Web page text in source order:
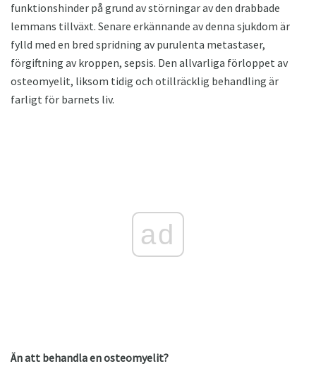
funktionshinder på grund av störningar av den drabbade
lemmans tillväxt. Senare erkännande av denna sjukdom är
fylld med en bred spridning av purulenta metastaser,
förgiftning av kroppen, sepsis. Den allvarliga förloppet av
osteomyelit, liksom tidig och otillräcklig behandling är
farligt för barnets liv.
ad
Än att behandla en osteomyelit?